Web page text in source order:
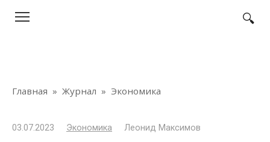
Главная » Журнал » Экономика
03.07.2023 Экономика Леонид Максимов